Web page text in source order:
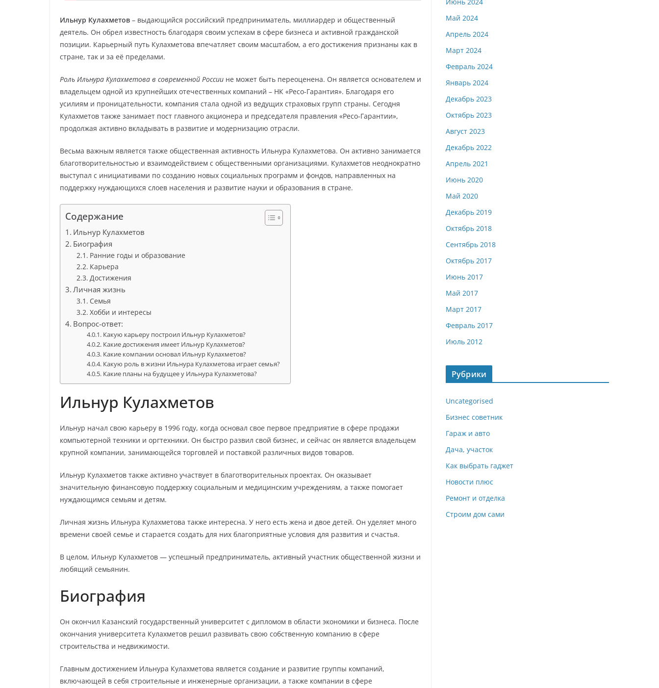
Ильнур Кулахметов – выдающийся российский предприниматель, миллиардер и общественный
деятель. Он обрел известность благодаря своим успехам в сфере бизнеса и активной гражданской
позиции. Карьерный путь Кулахметова впечатляет своим масштабом, а его достижения признаны как в
стране, так и за её пределами.
Роль Ильнура Кулахметова в современной России не может быть переоценена. Он является основателем и
владельцем одной из крупнейших отечественных компаний – НК «Ресо-Гарантия». Благодаря его
усилиям и проницательности, компания стала одной из ведущих страховых групп страны. Сегодня
Кулахметов также занимает пост главного акционера и председателя правления «Ресо-Гарантии»,
продолжая активно вкладывать в развитие и модернизацию отрасли.
Весьма важным является также общественная активность Ильнура Кулахметова. Он активно занимается
благотворительностью и взаимодействием с общественными организациями. Кулахметов неоднократно
выступал с инициативами по созданию новых социальных программ и фондов, направленных на
поддержку нуждающихся слоев населения и развитие науки и образования в стране.
Содержание
Ильнур Кулахметов
Биография
Ранние годы и образование
Карьера
Достижения
Личная жизнь
Семья
Хобби и интересы
Вопрос-ответ:
Какую карьеру построил Ильнур Кулахметов?
Какие достижения имеет Ильнур Кулахметов?
Какие компании основал Ильнур Кулахметов?
Какую роль в жизни Ильнура Кулахметова играет семья?
Какие планы на будущее у Ильнура Кулахметова?
Ильнур Кулахметов
Ильнур начал свою карьеру в 1996 году, когда основал свое первое предприятие в сфере продажи
компьютерной техники и оргтехники. Он быстро развил свой бизнес, и сейчас он является владельцем
крупной компании, занимающейся торговлей и поставкой различных видов товаров.
Ильнур Кулахметов также активно участвует в благотворительных проектах. Он оказывает
значительную финансовую поддержку социальным и медицинским учреждениям, а также помогает
нуждающимся семьям и детям.
Личная жизнь Ильнура Кулахметова также интересна. У него есть жена и двое детей. Он уделяет много
времени своей семье и старается создать для них благоприятные условия для развития и счастья.
В целом, Ильнур Кулахметов — успешный предприниматель, активный участник общественной жизни и
любящий семьянин.
Биография
Он окончил Казанский государственный университет с дипломом в области экономики и бизнеса. После
окончания университета Кулахметов решил развивать свою собственную компанию в сфере
строительства и недвижимости.
Главным достижением Ильнура Кулахметова является создание и развитие группы компаний,
включающей в себя строительные и инженерные организации, а также компании в сфере
Май 2024
Апрель 2024
Март 2024
Февраль 2024
Январь 2024
Декабрь 2023
Октябрь 2023
Август 2023
Декабрь 2022
Апрель 2021
Июнь 2020
Май 2020
Декабрь 2019
Октябрь 2018
Сентябрь 2018
Октябрь 2017
Июнь 2017
Май 2017
Март 2017
Февраль 2017
Июль 2012
Рубрики
Uncategorised
Бизнес советник
Гараж и авто
Дача, участок
Как выбрать гаджет
Новости плюс
Ремонт и отделка
Строим дом сами